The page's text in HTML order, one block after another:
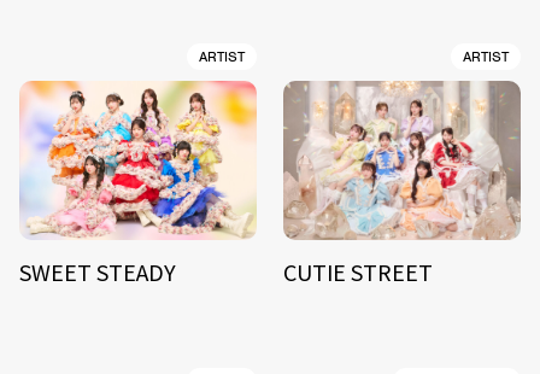
ARTIST
SWEET STEADY
ARTIST
CUTIE STREET